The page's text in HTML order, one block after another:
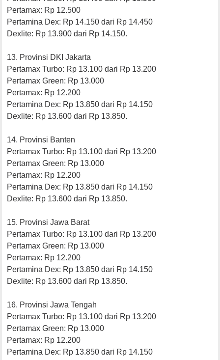
Pertamax: Rp 12.500
Pertamina Dex: Rp 14.150 dari Rp 14.450
Dexlite: Rp 13.900 dari Rp 14.150.
13. Provinsi DKI Jakarta
Pertamax Turbo: Rp 13.100 dari Rp 13.200
Pertamax Green: Rp 13.000
Pertamax: Rp 12.200
Pertamina Dex: Rp 13.850 dari Rp 14.150
Dexlite: Rp 13.600 dari Rp 13.850.
14. Provinsi Banten
Pertamax Turbo: Rp 13.100 dari Rp 13.200
Pertamax Green: Rp 13.000
Pertamax: Rp 12.200
Pertamina Dex: Rp 13.850 dari Rp 14.150
Dexlite: Rp 13.600 dari Rp 13.850.
15. Provinsi Jawa Barat
Pertamax Turbo: Rp 13.100 dari Rp 13.200
Pertamax Green: Rp 13.000
Pertamax: Rp 12.200
Pertamina Dex: Rp 13.850 dari Rp 14.150
Dexlite: Rp 13.600 dari Rp 13.850.
16. Provinsi Jawa Tengah
Pertamax Turbo: Rp 13.100 dari Rp 13.200
Pertamax Green: Rp 13.000
Pertamax: Rp 12.200
Pertamina Dex: Rp 13.850 dari Rp 14.150